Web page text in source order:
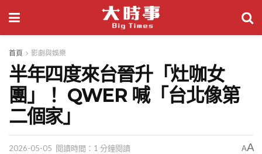
首頁 影劇與娛樂
半年四度來台晉升「灶咖女
團」！ QWER 喊「台北像第
二個家」
2026-05-05 閱讀時間：1 分鐘閱讀 AA